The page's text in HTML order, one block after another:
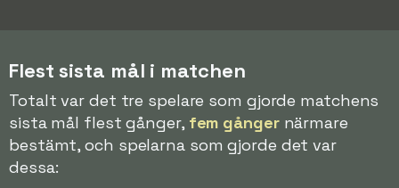
Flest sista mål i matchen
Totalt var det tre spelare som gjorde matchens
sista mål flest gånger, fem gångernärmare
bestämt, och spelarna som gjorde det var
dessa: